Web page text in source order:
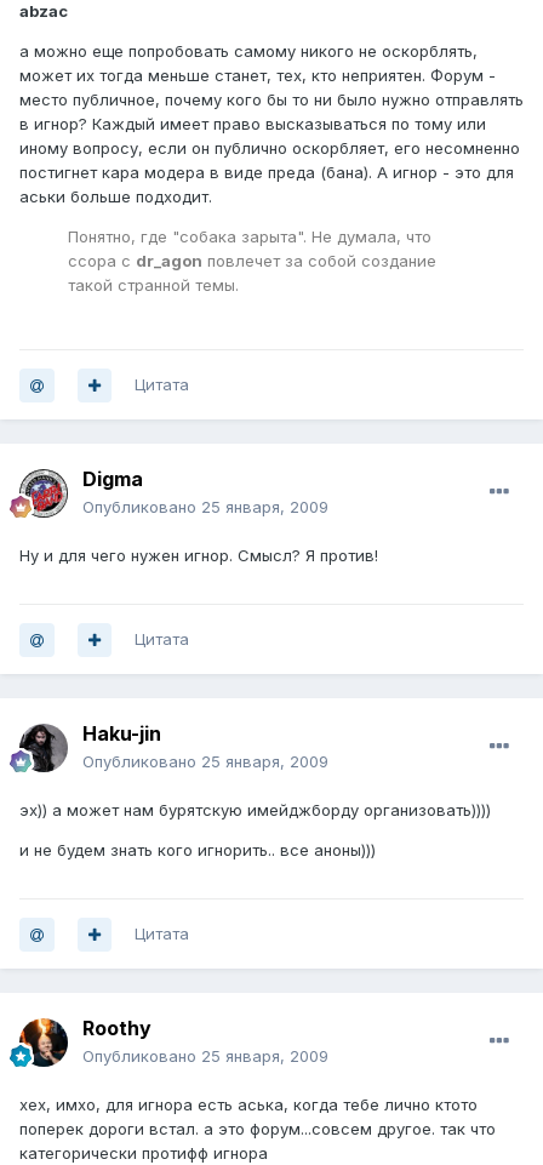
abzac
а можно еще попробовать самому никого не оскорблять,
может их тогда меньше станет, тех, кто неприятен. Форум -
место публичное, почему кого бы то ни было нужно отправлять
в игнор? Каждый имеет право высказываться по тому или
иному вопросу, если он публично оскорбляет, его несомненно
постигнет кара модера в виде преда (бана). А игнор - это для
аськи больше подходит.
Понятно, где "собака зарыта". Не думала, что
ссора с dr_agon повлечет за собой создание
такой странной темы.
Цитата
Digma
Опубликовано 25 января, 2009
Ну и для чего нужен игнор. Смысл? Я против!
Цитата
Haku-jin
Опубликовано 25 января, 2009
эх)) а может нам бурятскую имейджборду организовать))))
и не будем знать кого игнорить.. все аноны)))
Цитата
Roothy
Опубликовано 25 января, 2009
хех, имхо, для игнора есть аська, когда тебе лично ктото
поперек дороги встал. а это форум...совсем другое. так что
категорически протифф игнора